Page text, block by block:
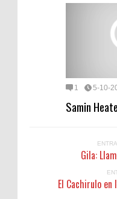
1 5-10-
Samin
Gila:
El Cachirulo